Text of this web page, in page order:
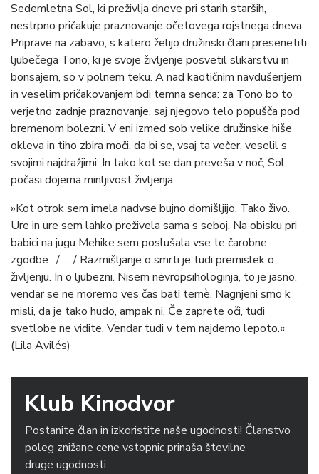
Sedemletna Sol, ki preživlja dneve pri starih starših,
nestrpno pričakuje praznovanje očetovega rojstnega dneva.
Priprave na zabavo, s katero želijo družinski člani presenetiti
ljubečega Tono, ki je svoje življenje posvetil slikarstvu in
bonsajem, so v polnem teku. A nad kaotičnim navdušenjem
in veselim pričakovanjem bdi temna senca: za Tono bo to
verjetno zadnje praznovanje, saj njegovo telo popušča pod
bremenom bolezni. V eni izmed sob velike družinske hiše
okleva in tiho zbira moči, da bi se, vsaj ta večer, veselil s
svojimi najdražjimi. In tako kot se dan preveša v noč, Sol
počasi dojema minljivost življenja.
»Kot otrok sem imela nadvse bujno domišljijo. Tako živo.
Ure in ure sem lahko preživela sama s seboj. Na obisku pri
babici na jugu Mehike sem poslušala vse te čarobne
zgodbe. / … / Razmišljanje o smrti je tudi premislek o
življenju. In o ljubezni. Nisem nevropsihologinja, to je jasno,
vendar se ne moremo ves čas bati temè. Nagnjeni smo k
misli, da je tako hudo, ampak ni. Če zaprete oči, tudi
svetlobe ne vidite. Vendar tudi v tem najdemo lepoto.«
(Lila Avilés)
Klub Kinodvor
Postanite član in izkoristite naše ugodnosti! Članstvo
poleg znižane cene vstopnic prinaša številne
druge ugodnosti.